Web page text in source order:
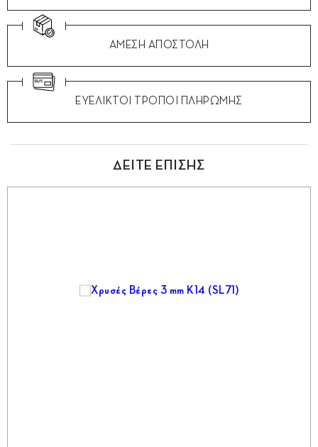
ΑΜΕΣΗ ΑΠΟΣΤΟΛΗ
ΕΥΕΛΙΚΤΟΙ ΤΡΟΠΟΙ ΠΛΗΡΩΜΗΣ
ΔΕΙΤΕ ΕΠΙΣΗΣ